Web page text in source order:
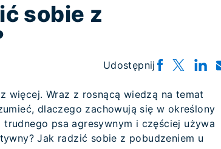
sobie z
Udostępnij
więcej. Wraz z rosnącą wiedzą na temat
dlaczego zachowują się w określony
psa agresywnym i częściej używa
Jak radzić sobie z pobudzeniem u